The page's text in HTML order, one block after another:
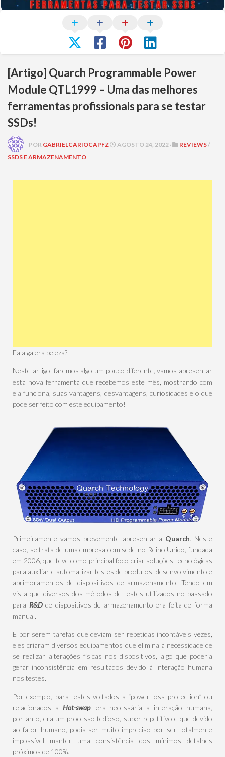
[Artigo] Quarch Programmable Power
Module QTL1999 – Uma das melhores
ferramentas profissionais para se testar
SSDs!
POR GABRIELCARIOCAPFZ AGOSTO 24, 2022 · REVIEWS/
SSDS E ARMAZENAMENTO
Fala galera beleza?
Neste artigo, faremos algo um pouco diferente, vamos apresentar
esta nova ferramenta que recebemos este mês, mostrando com
ela funciona, suas vantagens, desvantagens, curiosidades e o que
pode ser feito com este equipamento!
Primeiramente vamos brevemente apresentar a Quarch. Neste
caso, se trata de uma empresa com sede no Reino Unido, fundada
em 2006, que teve como principal foco criar soluções tecnológicas
para auxiliar e automatizar testes de produtos, desenvolvimento e
aprimoramentos de dispositivos de armazenamento. Tendo em
vista que diversos dos métodos de testes utilizados no passado
para R&Dde dispositivos de armazenamento era feita de forma
manual.
E por serem tarefas que deviam ser repetidas incontáveis vezes,
eles criaram diversos equipamentos que elimina a necessidade de
se realizar alterações físicas nos dispositivos, algo que poderia
gerar inconsistência em resultados devido à interação humana
nos testes.
Por exemplo, para testes voltados a “power loss protection” ou
relacionados a Hot-swap, era necessária a interação humana,
portanto, era um processo tedioso, super repetitivo e que devido
ao fator humano, podia ser muito impreciso por ser totalmente
impossível manter uma consistência dos mínimos detalhes
próximos de 100%.